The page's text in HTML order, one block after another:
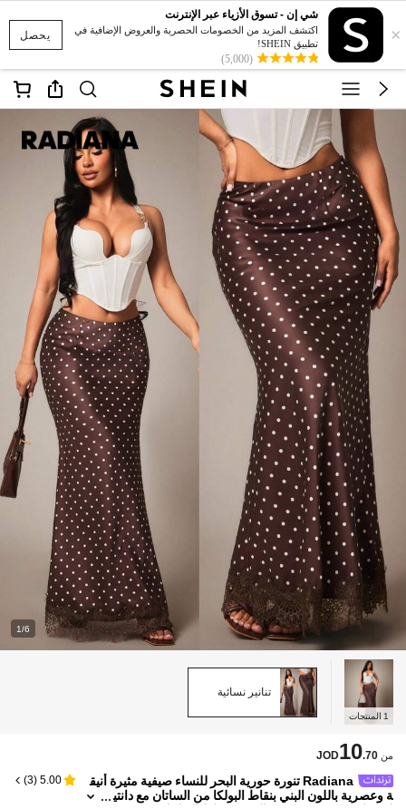
يحصل ×
شي إن - تسوق الأزياء عبر الإنترنت
اكتشف المزيد من الخصومات الحصرية والعروض الإضافية في
تطبيق SHEIN!
(5,000)
1/6
1 المنتجات
تنانير نسائية
من JOD10.70
Radiana تنورة حورية البحر للنساء صيفية مثيرة أنيق
ة وعصرية باللون البني بنقاط البولكا من الساتان مع دانتي
5.00
(
3
)